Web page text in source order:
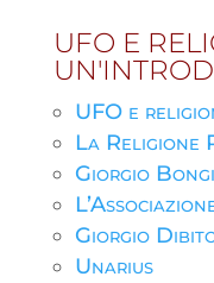
UFO E
UFO e
La Religione
Giorgio
Giorgio
Unarius